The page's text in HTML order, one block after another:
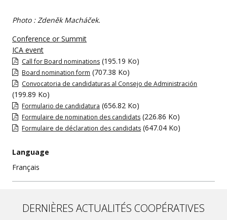
Photo : Zdeněk Macháček.
Conference or Summit
ICA event
Call for Board nominations (195.19 Ko)
Board nomination form (707.38 Ko)
Convocatoria de candidaturas al Consejo de Administración
(199.89 Ko)
Formulario de candidatura (656.82 Ko)
Formulaire de nomination des candidats (226.86 Ko)
Formulaire de déclaration des candidats (647.04 Ko)
Language
Français
DERNIÈRES ACTUALITÉS COOPÉRATIVES